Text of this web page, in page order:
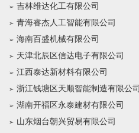
吉林维达化工有限公司
青海睿杰人工智能有限公司
海南百盛机械有限公司
天津北辰区信达电子有限公司
江西泰达新材料有限公司
浙江钱塘区天顺智能制造有限公司
湖南开福区永泰建材有限公司
山东烟台朝兴贸易有限公司